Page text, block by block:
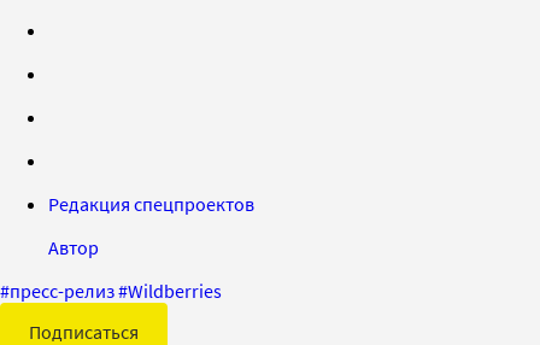
Редакция спецпроектов
Автор
#пресс-релиз#Wildberries
Подписаться